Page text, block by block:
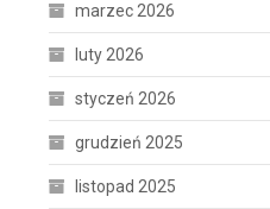
marzec 2026
luty 2026
styczeń 2026
grudzień 2025
listopad 2025